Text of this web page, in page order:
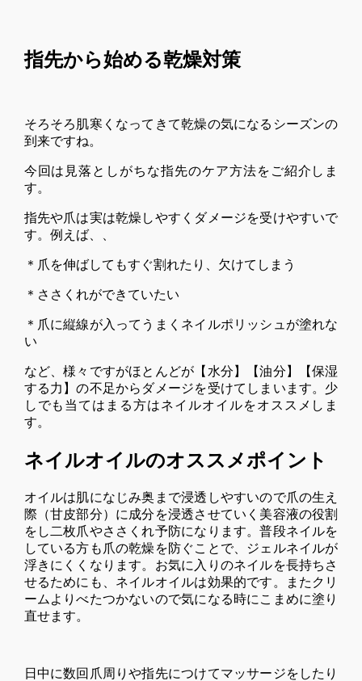
指先から始める乾燥対策
そろそろ肌寒くなってきて乾燥の気になるシーズンの
到来ですね。
今回は見落としがちな指先のケア方法をご紹介しま
す。
指先や爪は実は乾燥しやすくダメージを受けやすいで
す。例えば、、
＊爪を伸ばしてもすぐ割れたり、欠けてしまう
＊ささくれができていたい
＊爪に縦線が入ってうまくネイルポリッシュが塗れな
い
など、様々ですがほとんどが【水分】【油分】【保湿
する力】の不足からダメージを受けてしまいます。少
しでも当てはまる方はネイルオイルをオススメしま
す。
ネイルオイルのオススメポイント
オイルは肌になじみ奥まで浸透しやすいので爪の生え
際（甘皮部分）に成分を浸透させていく美容液の役割
をし二枚爪やささくれ予防になります。普段ネイルを
している方も爪の乾燥を防ぐことで、ジェルネイルが
浮きにくくなります。お気に入りのネイルを長持ちさ
せるためにも、ネイルオイルは効果的です。またクリ
ームよりべたつかないので気になる時にこまめに塗り
直せます。
日中に数回爪周りや指先につけてマッサージをしたり